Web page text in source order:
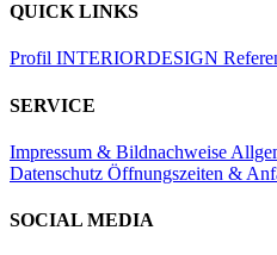
QUICK LINKS
Profil INTERIORDESIGN
SERVICE
Impressum & Bildnachweise
Datenschutz Öffnungszeiten &
SOCIAL MEDIA